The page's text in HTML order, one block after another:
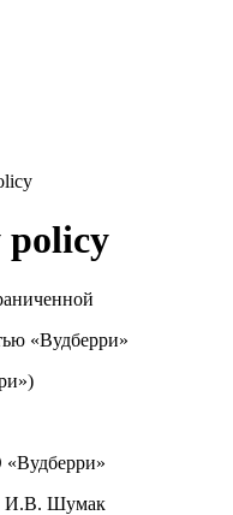
policy
«Вудберри»